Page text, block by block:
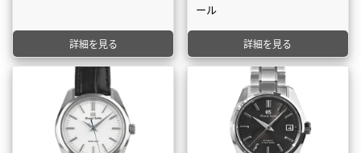
詳細を見る
ール
詳細を見る